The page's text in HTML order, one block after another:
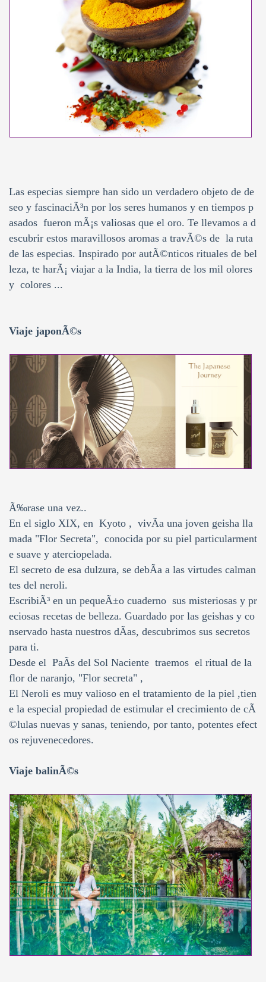
Las especias siempre han sido un verdadero objeto de de
seo y fascinaciÃ³n por los seres humanos y en tiempos p
asados fueron mÃ¡s valiosas que el oro. Te llevamos a d
escubrir estos maravillosos aromas a travÃ©s de la ruta
de las especias. Inspirado por autÃ©nticos rituales de bel
leza, te harÃ¡ viajar a la India, la tierra de los mil olores
y colores ...
Viaje japonÃ©s
Ã‰rase una vez..
En el siglo XIX, en Kyoto , vivÃ­a una joven geisha lla
mada "Flor Secreta", conocida por su piel particularment
e suave y aterciopelada.
El secreto de esa dulzura, se debÃ­a a las virtudes calman
tes del neroli.
EscribiÃ³ en un pequeÃ±o cuaderno sus misteriosas y pr
eciosas recetas de belleza. Guardado por las geishas y co
nservado hasta nuestros dÃ­as, descubrimos sus secretos
para ti.
Desde el PaÃ­s del Sol Naciente traemos el ritual de la
flor de naranjo, "Flor secreta" ,
El Neroli es muy valioso en el tratamiento de la piel ,tien
e la especial propiedad de estimular el crecimiento de cÃ
©lulas nuevas y sanas, teniendo, por tanto, potentes efect
os rejuvenecedores.
Viaje balinÃ©s